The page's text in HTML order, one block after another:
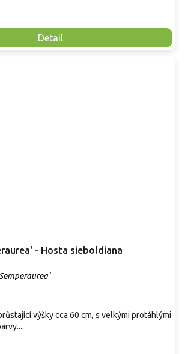
Detail
- Hosta sieboldiana
výšky cca 60 cm, s velkými protáhlými